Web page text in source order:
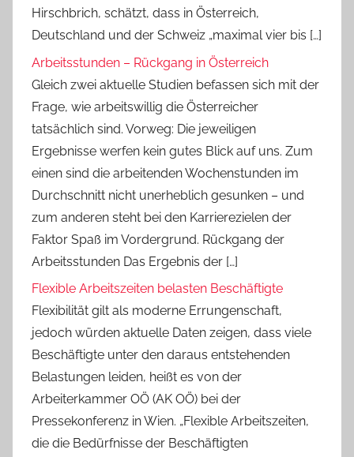
Hirschbrich, schätzt, dass in Österreich,
Deutschland und der Schweiz „maximal vier bis […]
Arbeitsstunden – Rückgang in Österreich
Gleich zwei aktuelle Studien befassen sich mit der
Frage, wie arbeitswillig die Österreicher
tatsächlich sind. Vorweg: Die jeweiligen
Ergebnisse werfen kein gutes Blick auf uns. Zum
einen sind die arbeitenden Wochenstunden im
Durchschnitt nicht unerheblich gesunken – und
zum anderen steht bei den Karrierezielen der
Faktor Spaß im Vordergrund. Rückgang der
Arbeitsstunden Das Ergebnis der […]
Flexible Arbeitszeiten belasten Beschäftigte
Flexibilität gilt als moderne Errungenschaft,
jedoch würden aktuelle Daten zeigen, dass viele
Beschäftigte unter den daraus entstehenden
Belastungen leiden, heißt es von der
Arbeiterkammer OÖ (AK OÖ) bei der
Pressekonferenz in Wien. „Flexible Arbeitszeiten,
die die Bedürfnisse der Beschäftigten